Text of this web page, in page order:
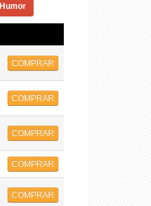
Humor
COMPRAR
COMPRAR
COMPRAR
COMPRAR
COMPRAR